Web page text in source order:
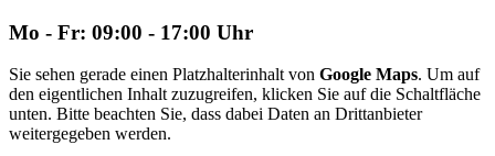
Mo - Fr: 09:00 - 17:00 Uhr
Sie sehen gerade einen Platzhalterinhalt von Google Maps. Um auf
den eigentlichen Inhalt zuzugreifen, klicken Sie auf die Schaltfläche
unten. Bitte beachten Sie, dass dabei Daten an Drittanbieter
weitergegeben werden.